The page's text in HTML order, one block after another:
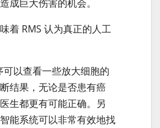
成巨大伤害的机会。
着 RMS 认为真正的人工
可以查看一些放大细胞的
结果，无论是否患有癌
生都更有可能正确。另
能系统可以非常有效地找